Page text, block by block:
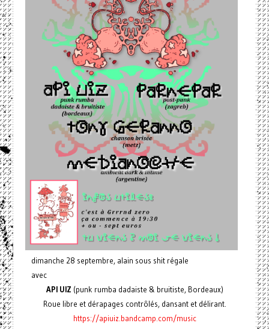
dimanche 28 septembre, alain sous shit régale
avec
API UIZ (punk rumba dadaiste & bruitiste, Bordeaux)
Roue libre et dérapages contrôlés, dansant et délirant.
https://apiuiz.bandcamp.com/music